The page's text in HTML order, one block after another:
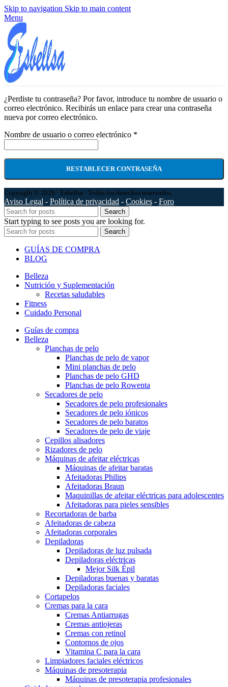
Skip to navigation Skip to main content
Menu
¿Perdiste tu contraseña? Por favor, introduce tu nombre de usuario o
correo electrónico. Recibirás un enlace para crear una contraseña
nueva por correo electrónico.
Nombre de usuario o correo electrónico *
RESTABLECER CONTRASEÑA
Copyright © 2026 · Esbellsa · Todos los derechos reservados.
Aviso Legal - Política de privacidad - Cookies - Foro
Search
Start typing to see posts you are looking for.
Search
GUÍAS DE COMPRA
BLOG
Belleza
Nutrición y Suplementación
Recetas saludables
Fitness
Cuidado Personal
Guías de compra
Belleza
Planchas de pelo
Planchas de pelo de vapor
Mini planchas de pelo
Planchas de pelo GHD
Planchas de pelo Rowenta
Secadores de pelo
Secadores de pelo profesionales
Secadores de pelo iónicos
Secadores de pelo baratos
Secadores de pelo de viaje
Cepillos alisadores
Rizadores de pelo
Máquinas de afeitar eléctricas
Máquinas de afeitar baratas
Afeitadoras Philips
Afeitadoras Braun
Maquinillas de afeitar eléctricas para adolescentes
Afeitadoras para pieles sensibles
Recortadoras de barba
Afeitadoras de cabeza
Afeitadoras corporales
Depiladoras
Depiladoras de luz pulsada
Depiladoras eléctricas
Mejor Silk Épil
Depiladoras buenas y baratas
Depiladoras faciales
Cortapelos
Cremas para la cara
Cremas Antiarrugas
Cremas antiojeras
Cremas con retinol
Contornos de ojos
Vitamina C para la cara
Limpiadores faciales eléctricos
Máquinas de presoterapia
Máquinas de presoterapia profesionales